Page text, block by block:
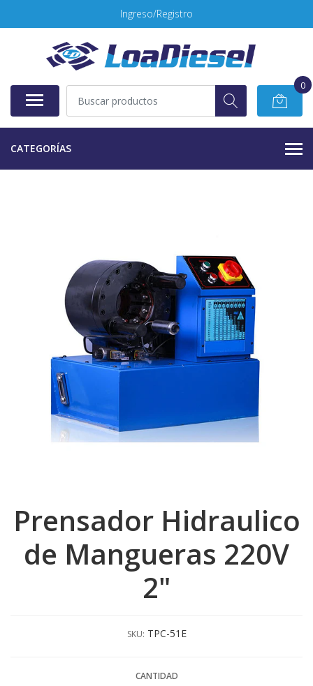
Ingreso/Registro
0
CATEGORÍAS
Prensador Hidraulico
de Mangueras 220V
2"
SKU: TPC-51E
CANTIDAD